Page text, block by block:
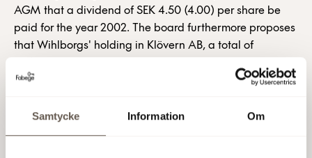
Samtycke Information Om
AGM that a dividend of SEK 4.50 (4.00) per share be
paid for the year 2002. The board furthermore proposes
that Wihlborgs' holding in Klövern AB, a total of
shareholders, whereby six Wihlborgs shares give
dividend is thus approximately SEK 6.50 (4.00) per
share of which the distribution of Klövern constitutes